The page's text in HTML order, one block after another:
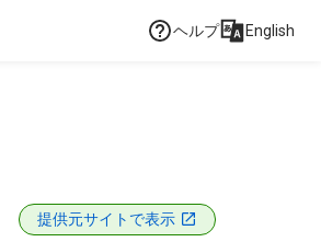
ヘルプ English
提供元サイトで表示